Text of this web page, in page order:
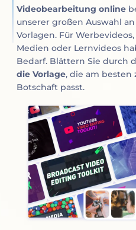
Videobearbeitung online
unserer großen Auswahl
Vorlagen. Für
Medien oder Lernvideos
Bedarf. Blättern Sie durch
die Vorlage, die am besten
Botschaft passt.